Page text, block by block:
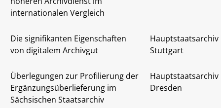
internationalen Vergleich
Die signifikanten Eigenschaften
von digitalem Archivgut
Hauptstaatsarchiv
Stuttgart
Überlegungen zur Profilierung der
Ergänzungsüberlieferung im
Sächsischen Staatsarchiv
Hauptstaatsarchiv
Dresden